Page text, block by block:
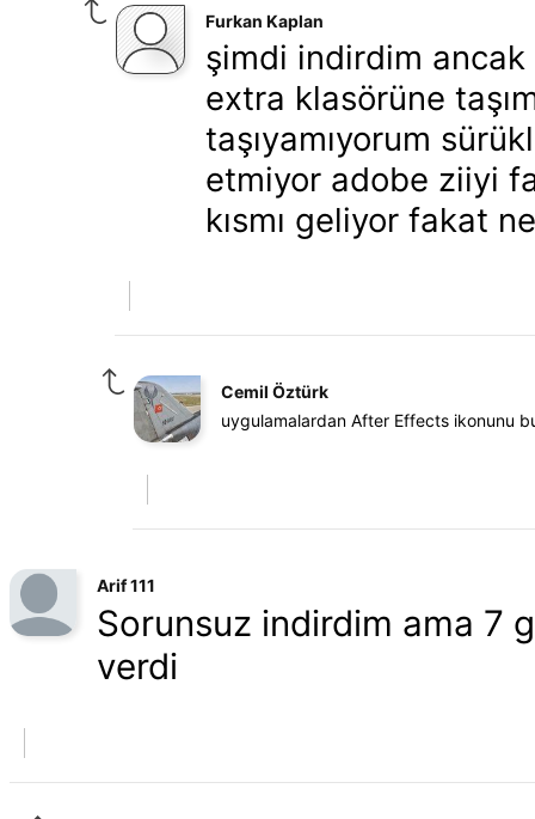
Furkan Kaplan
şimdi indirdim ancak
extra klasörüne
taşıyamıyorum
etmiyor adobe ziiyi
kısmı geliyor fakat
Cemil Öztürk
uygulamalardan After Effects ikonunu
Arif 111
Sorunsuz indirdim ama 7
verdi